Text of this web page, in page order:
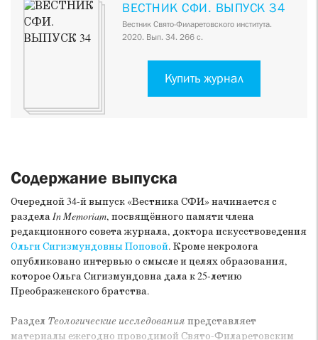
ВЕСТНИК СФИ. ВЫПУСК 34
Вестник Свято-Филаретовского института.
2020. Вып. 34. 266 с.
Купить журнал
Содержание выпуска
Очередной 34-й выпуск «Вестника СФИ» начинается с
разделаIn Memoriam, посвящённого памяти члена
редакционного совета журнала, доктора искусствоведения
Ольги Сигизмундовны Поповой. Кроме некролога
опубликовано интервью о смысле и целях образования,
которое Ольга Сигизмундовна дала к 25-летию
Преображенского братства.
Раздел Теологические исследования представляет
материалы ежегодно проводимой Свято-Филаретовским